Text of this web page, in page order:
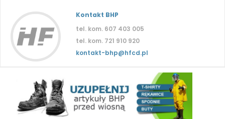
Kontakt BHP
tel. kom. 607 403 005
tel. kom. 721 910 920
kontakt-bhp@hfcd.pl